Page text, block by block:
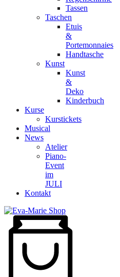
Tassen
Taschen
Etuis
&
Portemonnaies
Handtasche
Kunst
Kunst
&
Deko
Kinderbuch
Kurse
Kurstickets
Musical
News
Atelier
Piano-
Event
im
JULI
Kontakt